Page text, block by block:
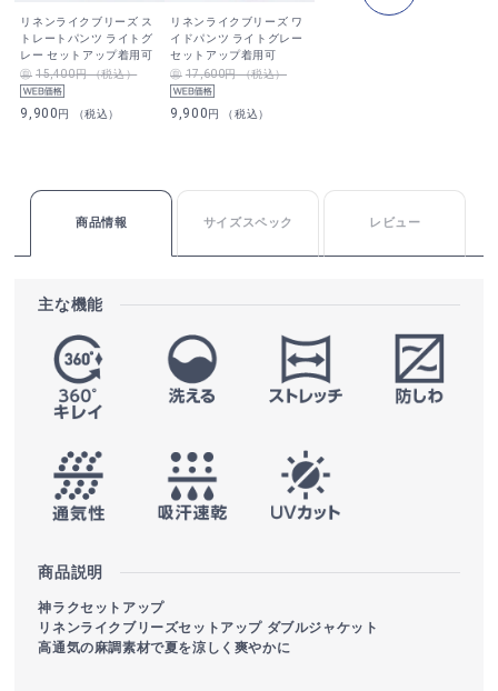
リネンライクブリーズ ス
トレートパンツ ライトグ
レー セットアップ着用可
15,400円 （税込）
9,900円 （税込）
リネンライクブリーズ ワ
イドパンツ ライトグレー
セットアップ着用可
17,600円 （税込）
9,900円 （税込）
商品情報 サイズスペック レビュー
主な機能
商品説明
神ラクセットアップ
リネンライクブリーズセットアップ ダブルジャケット
高通気の麻調素材で夏を涼しく爽やかに